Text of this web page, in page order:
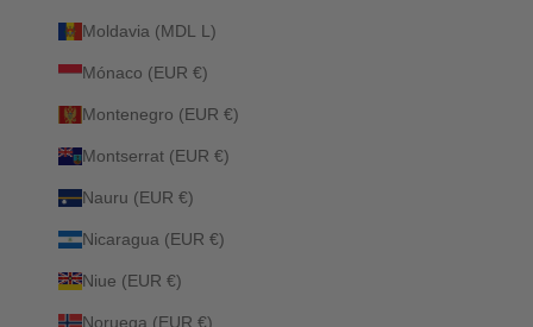
Moldavia (MDL L)
Mónaco (EUR €)
Montenegro (EUR €)
Montserrat (EUR €)
Nauru (EUR €)
Nicaragua (EUR €)
Niue (EUR €)
Noruega (EUR €)